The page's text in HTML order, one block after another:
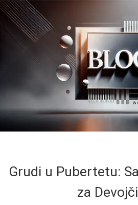
Grudi u Pubertetu:
za